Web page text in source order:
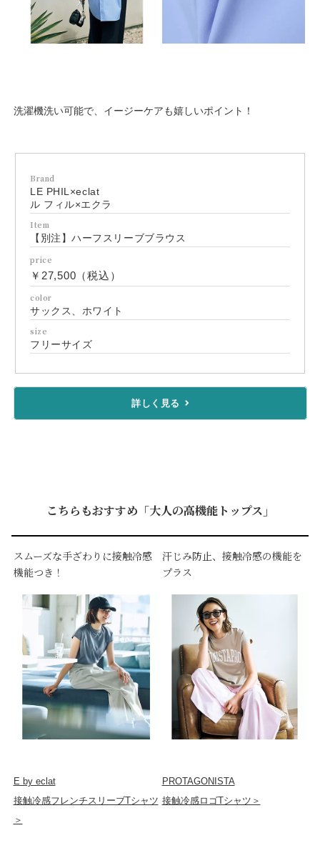
洗濯機洗い可能で、イージーケアも嬉しいポイント！
Brand
LE PHIL×eclat
ル フィル×エクラ
Item
【別注】ハーフスリーブブラウス
price
￥27,500（税込）
color
サックス、ホワイト
size
フリーサイズ
詳しく見る
こちらもおすすめ「大人の高機能トップス」
スムーズな手ざわりに接触冷感
機能つき！
E by eclat
接触冷感フレンチスリーブTシャツ
＞
汗じみ防止、接触冷感の機能を
プラス
PROTAGONISTA
接触冷感ロゴTシャツ＞